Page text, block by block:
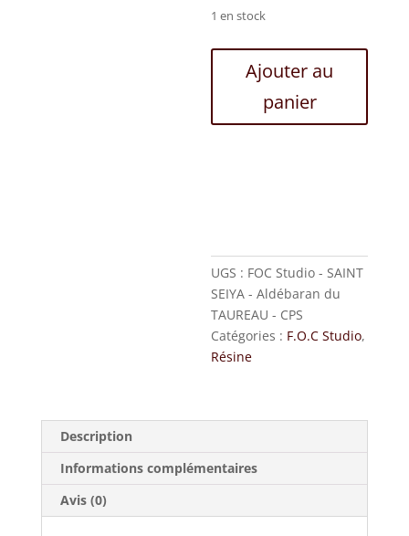
1 en stock
Studio
TAUREAU
-
CPS
Ajouter au
panier
UGS : FOC Studio - SAINT
SEIYA - Aldébaran du
TAUREAU - CPS
Catégories : F.O.C Studio,
Résine
Description
Informations complémentaires
Avis (0)